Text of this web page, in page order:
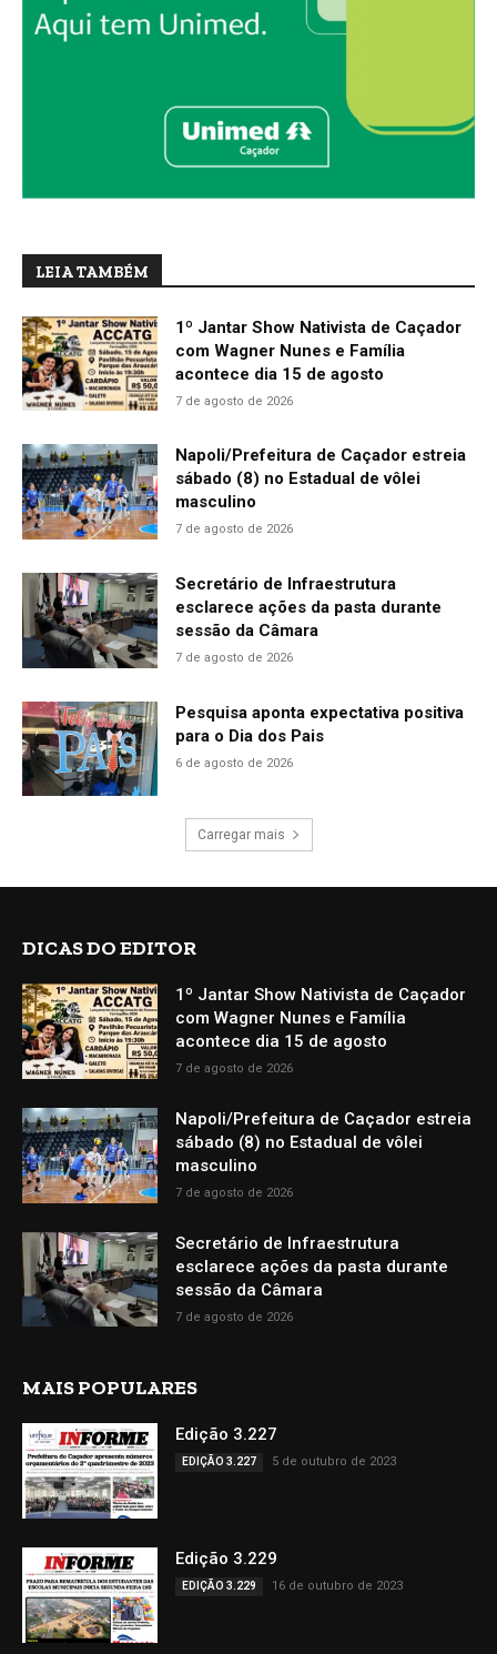
LEIA TAMBÉM
1º Jantar Show Nativista de Caçador
com Wagner Nunes e Família
acontece dia 15 de agosto
7 de agosto de 2026
Napoli/Prefeitura de Caçador estreia
sábado (8) no Estadual de vôlei
masculino
7 de agosto de 2026
Secretário de Infraestrutura
esclarece ações da pasta durante
sessão da Câmara
7 de agosto de 2026
Pesquisa aponta expectativa positiva
para o Dia dos Pais
6 de agosto de 2026
Carregar mais
DICAS DO EDITOR
1º Jantar Show Nativista de Caçador
com Wagner Nunes e Família
acontece dia 15 de agosto
7 de agosto de 2026
Napoli/Prefeitura de Caçador estreia
sábado (8) no Estadual de vôlei
masculino
7 de agosto de 2026
Secretário de Infraestrutura
esclarece ações da pasta durante
sessão da Câmara
7 de agosto de 2026
MAIS POPULARES
Edição 3.227
EDIÇÃO 3.227 5 de outubro de 2023
Edição 3.229
EDIÇÃO 3.229 16 de outubro de 2023